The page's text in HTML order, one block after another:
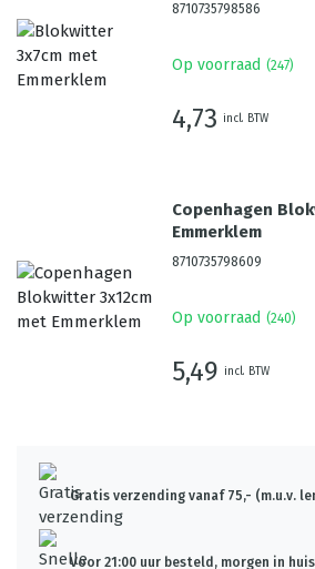
8710735798586
Op voorraad (247)
4,73 incl. BTW
Copenhagen
Emmerklem
8710735798609
Op voorraad (240)
5,49 incl. BTW
Gratis verzending vanaf 75,- (m.u.v.
Voor 21:00 uur besteld, morgen in